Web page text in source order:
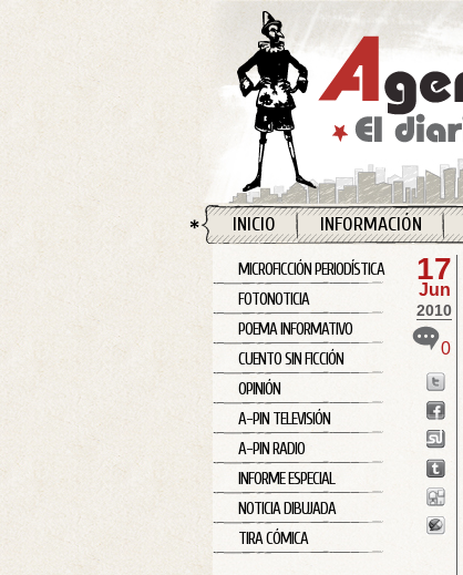
INICIO INFORMACIÓN
MICROFICCIÓN PERIODÍSTICA
FOTONOTICIA
POEMA INFORMATIVO
CUENTO SIN FICCIÓN
OPINIÓN
A-PIN TELEVISIÓN
A-PIN RADIO
INFORME ESPECIAL
NOTICIA DIBUJADA
TIRA CÓMICA
17
Jun
2010
0